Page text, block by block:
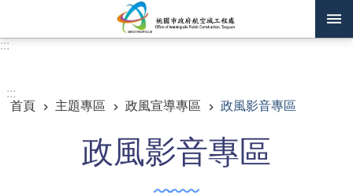
:::
:::
首頁
主題專區 政風宣導專區 政風影音專區
政風影音專區